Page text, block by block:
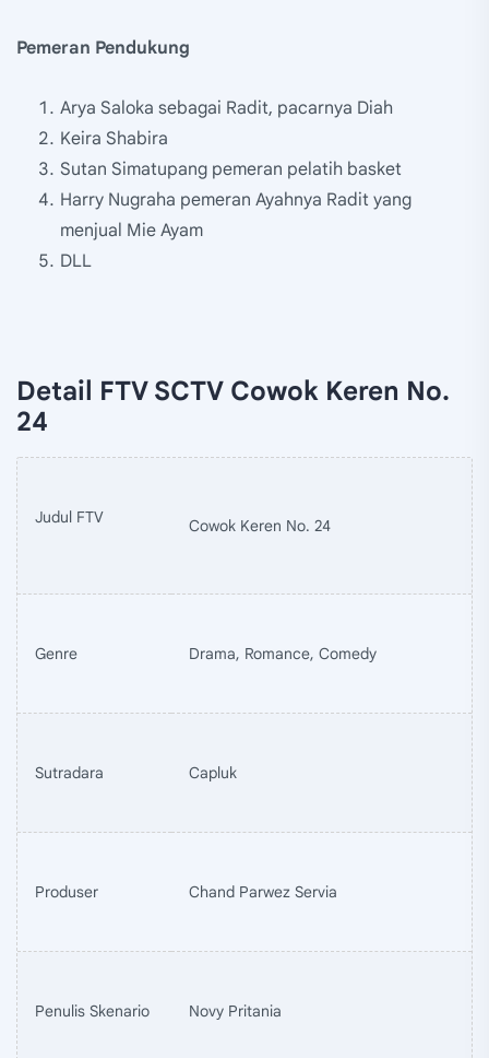
Pemeran Pendukung
Arya Saloka sebagai Radit, pacarnya Diah
Keira Shabira
Sutan Simatupang pemeran pelatih basket
Harry Nugraha pemeran Ayahnya Radit yang
menjual Mie Ayam
DLL
Detail FTV SCTV Cowok Keren No.
24
Judul FTV Cowok Keren No. 24
Genre Drama, Romance, Comedy
Sutradara Capluk
Produser Chand Parwez Servia
Penulis Skenario Novy Pritania